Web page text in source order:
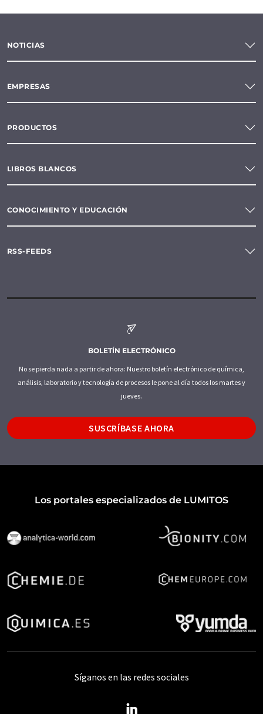
NOTICIAS
EMPRESAS
PRODUCTOS
LIBROS BLANCOS
CONOCIMIENTO Y EDUCACIÓN
RSS-FEEDS
BOLETÍN ELECTRÓNICO
No se pierda nada a partir de ahora: Nuestro boletín electrónico de química,
análisis, laboratorio y tecnología de procesos le pone al día todos los martes y
jueves.
SUSCRÍBASE AHORA
Los portales especializados de LUMITOS
Síganos en las redes sociales